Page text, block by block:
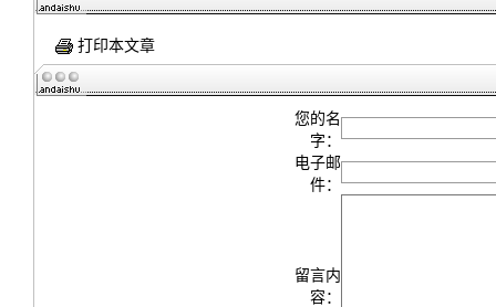
打印本文章
您的名
字：
电子邮
件：
留言内
容：